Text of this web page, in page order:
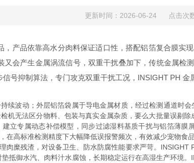
更新时间：2026-06-24 点击次
产品依靠高水分肉料保证适口性，搭配铝箔复合膜实
会产生金属涡流信号，双重干扰叠加下，传统金属检
号抑制算法，专门攻克双重干扰工况，INSIGHT PH 金
续波动；外层铝箔袋属于导电金属材质，经过检测通道时
机无法区分物料、包装与真实金属杂质，要么大批量误剔
立专属动态补偿模型，同步过滤湿料基质干扰与铝箔薄
高标准检测精度下大幅降低误报警频次，有效减少宠物食品
肉糜残渣，对设备卫生、防水防腐性能要求严苛。
抵御水汽、肉料汁水腐蚀，长期稳定运行在高湿生产环境